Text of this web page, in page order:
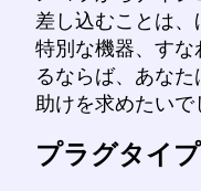
差し込むことは
特別な機器、す
るならば、あな
助けを求めたいで
プラグタイプ